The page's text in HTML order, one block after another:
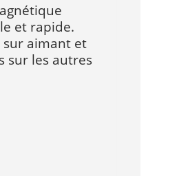
et rapide.
sur aimant et
sur les autres